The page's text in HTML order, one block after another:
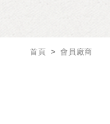
首頁 會員廠商